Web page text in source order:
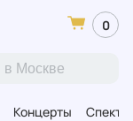
0
Концерты